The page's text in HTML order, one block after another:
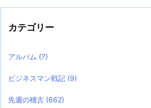
カテゴリー
アルバム (7)
ビジネスマン戦記 (9)
先週の稽古 (662)